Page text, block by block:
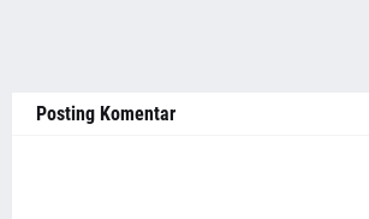
Posting Komentar